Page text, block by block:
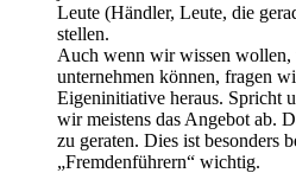
Leute (Händler, Leute, die
stellen.
Auch wenn wir wissen
unternehmen können, fragen
Eigeninitiative heraus. Spricht
wir meistens das Angebot ab.
zu geraten. Dies ist besonders
„Fremdenführern“ wichtig.